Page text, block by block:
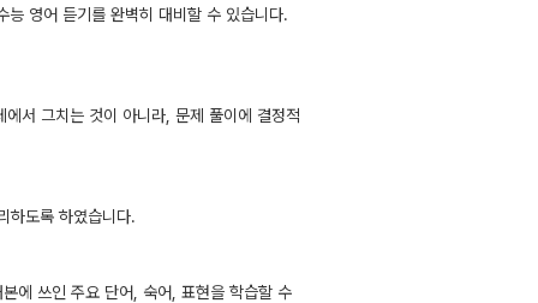
영어 듣기를 완벽히 대비할 수 있습니다.
서 그치는 것이 아니라, 문제 풀이에 결정적
하도록 하였습니다.
에 쓰인 주요 단어, 숙어, 표현을 학습할 수